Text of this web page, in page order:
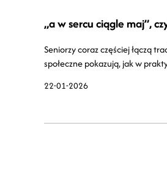
22-01-2026
„a w sercu ciągle maj”,
Seniorzy coraz częściej łączą
społeczne pokazują, jak w